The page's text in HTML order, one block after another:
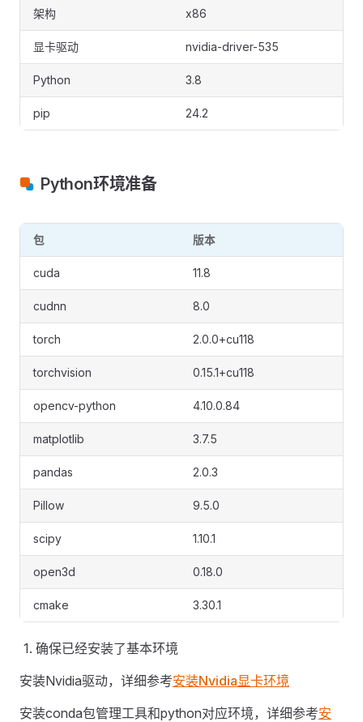
架构 x86
显卡驱动 nvidia-driver-535
Python 3.8
pip 24.2
Python环境准备
包 版本
cuda 11.8
cudnn 8.0
torch 2.0.0+cu118
torchvision 0.15.1+cu118
opencv-python 4.10.0.84
matplotlib 3.7.5
pandas 2.0.3
Pillow 9.5.0
scipy 1.10.1
open3d 0.18.0
cmake 3.30.1
确保已经安装了基本环境
安装Nvidia驱动，详细参考安装Nvidia显卡环境
安装conda包管理工具和python对应环境，详细参考安